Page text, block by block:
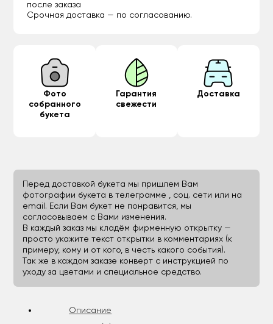
после заказа
Срочная доставка — по согласованию.
Фото
собранного
букета
Гарантия
свежести
Доставка
Перед доставкой букета мы пришлем Вам
фотографии букета в телеграмме , соц. сети или на
email. Если Вам букет не понравится, мы
согласовываем с Вами изменения.
В каждый заказ мы кладём фирменную открытку —
просто укажите текст открытки в комментариях (к
примеру, кому и от кого, в честь какого события).
Так же в каждом заказе конверт с инструкцией по
уходу за цветами и специальное средство.
Описание